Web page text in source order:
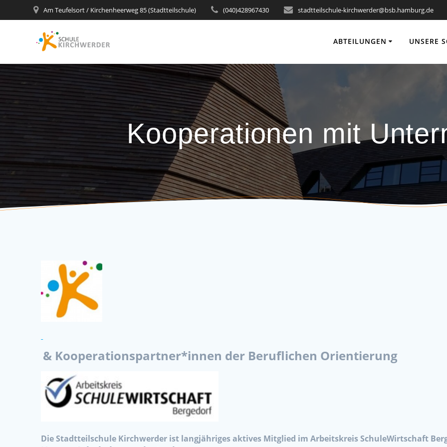
Inhalt
Am Teufelsort / Kirchenheerweg 85 (Stadtteilschule) (040)428967430 stadtteilschule-kirchwerder@bsb.hamburg.de
ABTEILUNGEN UNSERE
Kooperationen mit
& Kooperationspartner*innen der Beruflichen Orientierung
Die Stadtteilschule Kirchwerder ist langjähriges aktives Mitglied im Arbeitskreis SchuleWirtschaft